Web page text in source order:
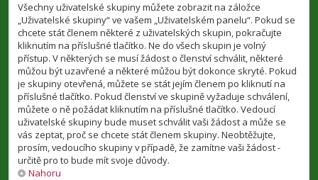
Všechny uživatelské skupiny můžete zobrazit na záložce
„Uživatelské skupiny“ ve vašem „Uživatelském panelu“. Pokud se
chcete stát členem některé z uživatelských skupin, pokračujte
kliknutím na příslušné tlačítko. Ne do všech skupin je volný
přístup. V některých se musí žádost o členství schválit, některé
můžou být uzavřené a některé můžou být dokonce skryté. Pokud
je skupiny otevřená, můžete se stát jejím členem po kliknutí na
příslušné tlačítko. Pokud členství ve skupině vyžaduje schválení,
můžete o ně požádat kliknutím na příslušné tlačítko. Vedoucí
uživatelské skupiny bude muset schválit vaši žádost a může se
vás zeptat, proč se chcete stát členem skupiny. Neobtěžujte,
prosím, vedoucího skupiny v případě, že zamítne vaši žádost -
určitě pro to bude mít svoje důvody.
Nahoru